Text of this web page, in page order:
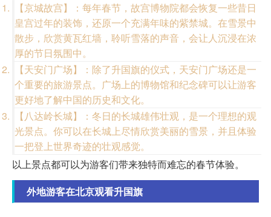
【京城故宫】：每年春节，故宫博物院都会恢复一些昔日
皇宫过年的装饰，还原一个充满年味的紫禁城。在雪景中
散步，欣赏黄瓦红墙，聆听雪落的声音，会让人沉浸在浓
厚的节日氛围中。
【天安门广场】：除了升国旗的仪式，天安门广场还是一
个重要的旅游景点。广场上的博物馆和纪念碑可以让游客
更好地了解中国的历史和文化。
【八达岭长城】：冬日的长城雄伟壮观，是一个理想的观
光景点。你可以在长城上尽情欣赏美丽的雪景，并且体验
一把登上世界奇迹的壮观感觉。
以上景点都可以为游客们带来独特而难忘的春节体验。
外地游客在北京观看升国旗